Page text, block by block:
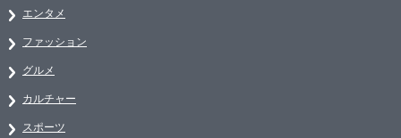
エンタメ
ファッション
グルメ
カルチャー
スポーツ